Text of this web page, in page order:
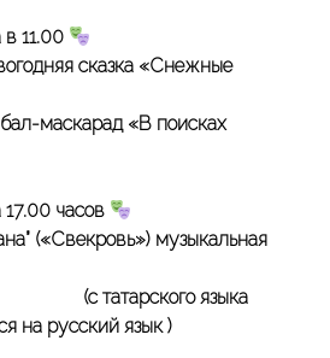
11.00
сказка «Снежные
маскарад «В поисках
часов
(«Свекровь») музыкальная
12+
языка
на русский язык )